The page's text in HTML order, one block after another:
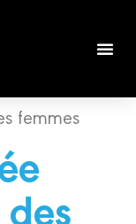
femmes